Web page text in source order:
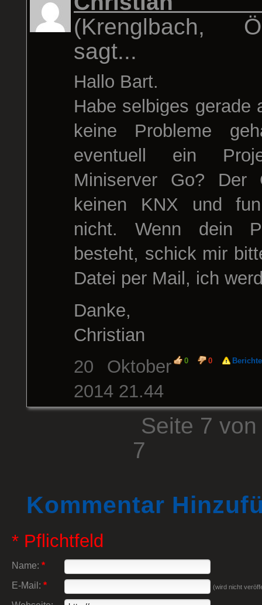
(Krenglbach,
sagt...
Hallo Bart.
Habe selbiges gerade
keine Probleme
eventuell ein
Miniserver Go? Der
keinen KNX und
nicht. Wenn dein
besteht, schick mir
Datei per Mail, ich
Danke,
Christian
0 0
20 Oktober
2014 21.44
Seite 7 von
7
Kommentar
* Pflichtfeld
Name: *
E-Mail: * (wird nicht